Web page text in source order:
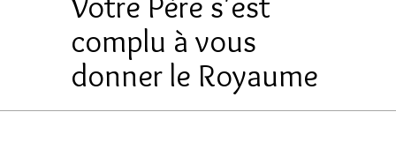
complu à vous
donner le Royaume